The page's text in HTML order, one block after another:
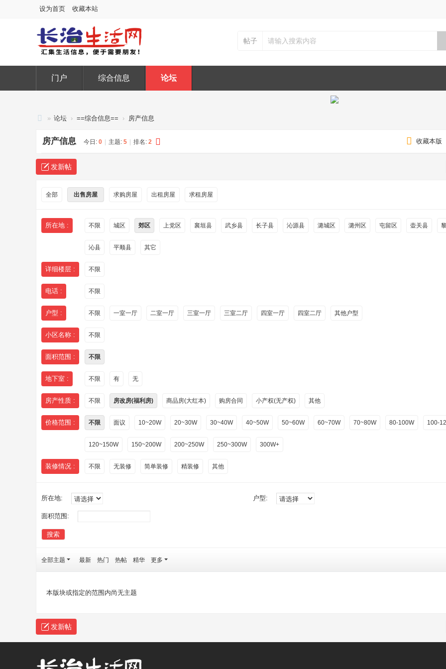
设为首页 收藏本站
帖子
门户 综合信息 论坛
治
生
活
» 论坛 › ==综合信息== › 房产信息
收藏本版
房产信息 今日: 0 主题: 5 排名: 2
发新帖
全部 出售房屋 求购房屋 出租房屋 求租房屋
所在地 : 不限 城区 郊区 上党区 襄垣县 武乡县 长子县 沁源县 潞城区 潞州区 屯留区 壶关县
沁县 平顺县 其它
详细楼层 : 不限
电话 : 不限
户型 : 不限 一室一厅 二室一厅 三室一厅 三室二厅 四室一厅 四室二厅 其他户型
小区名称 : 不限
面积范围 : 不限
地下室 : 不限 有 无
房产性质 : 不限 房改房(福利房) 商品房(大红本) 购房合同 小产权(无产权) 其他
价格范围 : 不限 面议 10~20W 20~30W 30~40W 40~50W 50~60W 60~70W 70~80W 80-100W 100-
120~150W 150~200W 200~250W 250~300W 300W+
装修情况 : 不限 无装修 简单装修 精装修 其他
所在地: 户型:
面积范围:
搜索
全部主题 最新 热门 热帖 精华 更多
本版块或指定的范围内尚无主题
发新帖